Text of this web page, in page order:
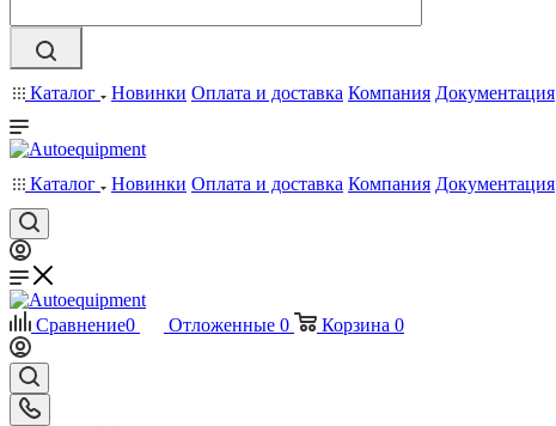
Каталог Новинки Оплата и доставка Компания Документация
Каталог Новинки Оплата и доставка Компания Документация
Сравнение0 Отложенные 0 Корзина 0